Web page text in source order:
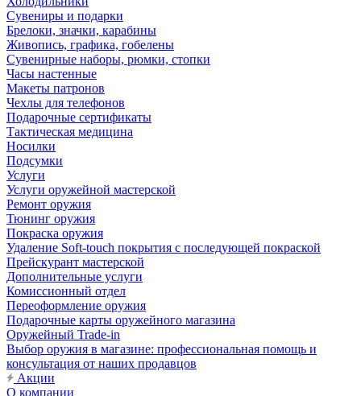
Сувениры и подарки
Брелоки, значки, карабины
Живопись, графика, гобелены
Сувенирные наборы, рюмки, стопки
Часы настенные
Макеты патронов
Чехлы для телефонов
Подарочные сертификаты
Тактическая медицина
Носилки
Подсумки
Услуги
Услуги оружейной мастерской
Ремонт оружия
Тюнинг оружия
Покраска оружия
Удаление Soft-touch покрытия с последующей покраской
Прейскурант мастерской
Дополнительные услуги
Комиссионный отдел
Переоформление оружия
Подарочные карты оружейного магазина
Оружейный Trade-in
Выбор оружия в магазине: профессиональная помощь и
консультация от наших продавцов
Акции
О компании